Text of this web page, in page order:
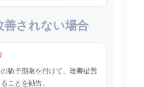
善されない場合
猶予期限を付けて、改善措置
ことを勧告。